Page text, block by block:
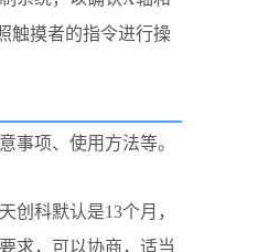
触摸者的指令进行操
项、使用方法等。
科默认是13个月，
求，可以协商，适当